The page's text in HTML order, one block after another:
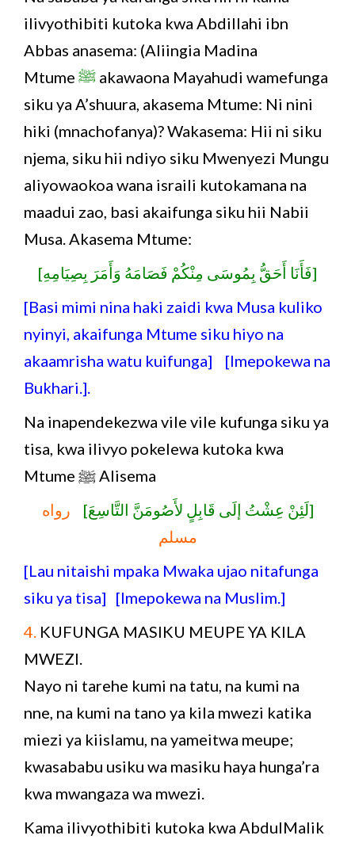
ilivyothibiti kutoka kwa Abdillahi ibn
Abbas anasema: (Aliingia Madina
Mtume ﷺ akawaona Mayahudi wamefunga
siku ya A’shuura, akasema Mtume: Ni nini
hiki (mnachofanya)? Wakasema: Hii ni siku
njema, siku hii ndiyo siku Mwenyezi Mungu
aliyowaokoa wana israili kutokamana na
maadui zao, basi akaifunga siku hii Nabii
Musa. Akasema Mtume:
[فَأَنَا أَحَقُّ بِمُوسَى مِنْكُمْ فَصَامَهُ وَأَمَرَ بِصِيَامِهِ]
[Basi mimi nina haki zaidi kwa Musa kuliko
nyinyi, akaifunga Mtume siku hiyo na
akaamrisha watu kuifunga] [Imepokewa na
Bukhari.].
Na inapendekezwa vile vile kufunga siku ya
tisa, kwa ilivyo pokelewa kutoka kwa
Mtume ﷺ Alisema
[لَئِنْ عِشْتُ إلَى قَابِلٍ لأَصُومَنَّ التَّاسِعَ] رواه
مسلم
[Lau nitaishi mpaka Mwaka ujao nitafunga
siku ya tisa] [Imepokewa na Muslim.]
4. KUFUNGA MASIKU MEUPE YA KILA
MWEZI.
Nayo ni tarehe kumi na tatu, na kumi na
nne, na kumi na tano ya kila mwezi katika
miezi ya kiislamu, na yameitwa meupe;
kwasababu usiku wa masiku haya hunga’ra
kwa mwangaza wa mwezi.
Kama ilivyothibiti kutoka kwa AbdulMalik